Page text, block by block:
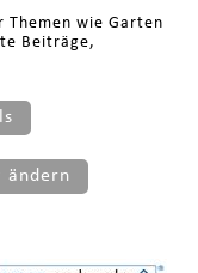
Themen wie Garten
Beiträge,
ändern